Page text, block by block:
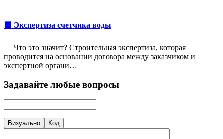
🟩 Экспертиза счетчика воды
🔹 Что это значит? Строительная экспертиза, которая
проводится на основании договора между заказчиком и
экспертной органи…
Задавайте любые вопросы
Визуально Код